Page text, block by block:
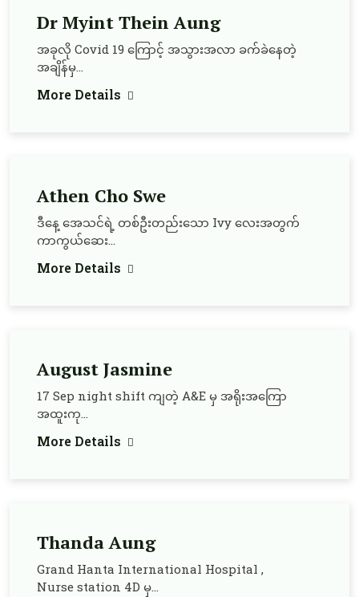
Dr Myint Thein Aung
အခုလို Covid 19 ကြောင့် အသွားအလာ ခက်ခဲနေတဲ့
အချိန်မှ...
More Details
Athen Cho Swe
ဒီနေ့ အေသင်ရဲ့ တစ်ဦးတည်းသော Ivy လေးအတွက်
ကာကွယ်ဆေး...
More Details
August Jasmine
17 Sep night shift ကျတဲ့ A&E မှ အရိုးအကြော
အထူးကု...
More Details
Thanda Aung
Grand Hanta International Hospital ,
Nurse station 4D မှ...